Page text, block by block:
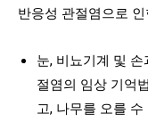
반응성 관절염으로
눈, 비뇨기계 및
절염의 임상 기억
고, 나무를 오를 수